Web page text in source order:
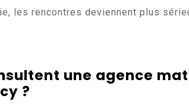
les rencontres deviennent plus
une agence
?